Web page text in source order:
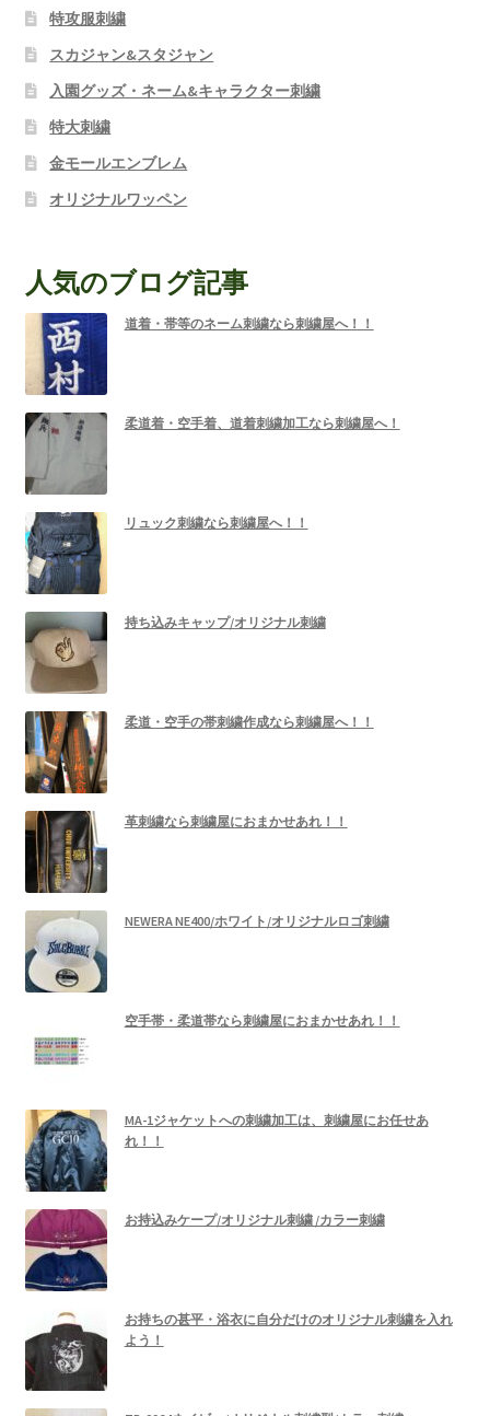
特攻服刺繍
スカジャン&スタジャン
入園グッズ・ネーム&キャラクター刺繍
特大刺繍
金モールエンブレム
オリジナルワッペン
人気のブログ記事
道着・帯等のネーム刺繍なら刺繍屋へ！！
柔道着・空手着、道着刺繍加工なら刺繍屋へ！
リュック刺繍なら刺繍屋へ！！
持ち込みキャップ/オリジナル刺繍
柔道・空手の帯刺繍作成なら刺繍屋へ！！
革刺繍なら刺繍屋におまかせあれ！！
NEWERA NE400/ホワイト/オリジナルロゴ刺繍
空手帯・柔道帯なら刺繍屋におまかせあれ！！
MA-1ジャケットへの刺繍加工は、刺繍屋にお任せあ
れ！！
お持込みケープ/オリジナル刺繍 /カラー刺繍
お持ちの甚平・浴衣に自分だけのオリジナル刺繍を入れ
よう！